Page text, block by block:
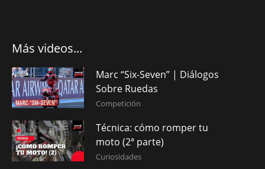
Más videos...
Marc “Six-Seven” | Diálogos
Sobre Ruedas
Competición
Técnica: cómo romper tu
moto (2ª parte)
Curiosidades